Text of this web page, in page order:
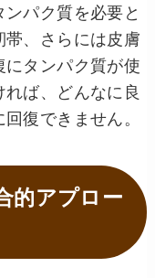
パク質を必要と
帯、さらには皮膚
タンパク質が使
ば、どんなに良
復できません。
的アプロー